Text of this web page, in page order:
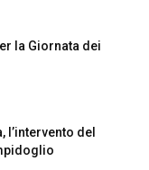
la Giornata dei
l’intervento del